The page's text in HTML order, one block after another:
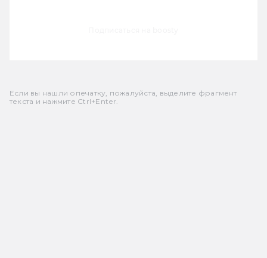
Если вы нашли опечатку, пожалуйста, выделите фрагмент
текста и нажмите Ctrl+Enter.